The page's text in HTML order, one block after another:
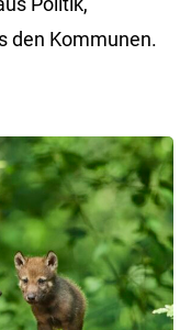
den Kommunen.